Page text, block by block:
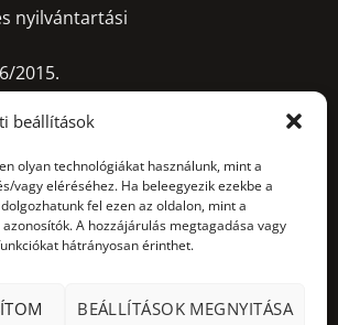
beállítások
olyan technológiákat használunk, mint a
vagy eléréséhez. Ha beleegyezik ezekbe a
fel ezen az oldalon, mint a
A hozzájárulás megtagadása vagy
hátrányosan érinthet.
BEÁLLÍTÁSOK MEGNYITÁSA
nyilvántartási
2015.
Mikepércsi út